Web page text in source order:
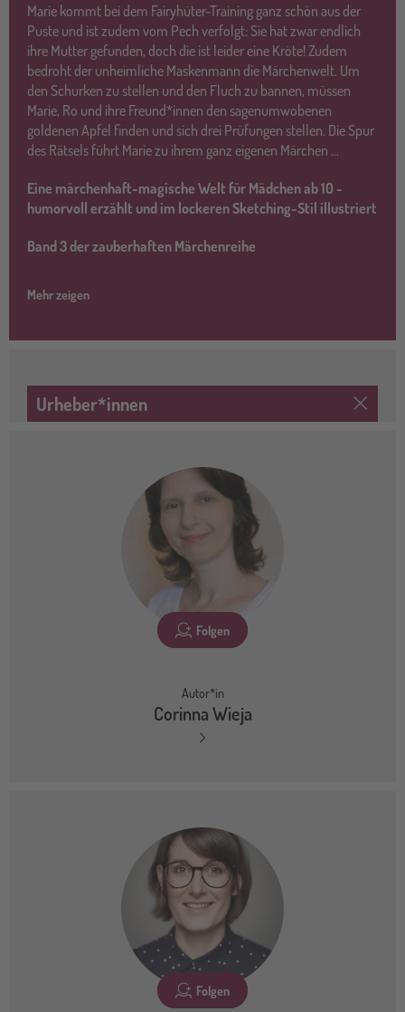
Marie kommt bei dem Fairyhüter-Training ganz schön aus der
Puste und ist zudem vom Pech verfolgt: Sie hat zwar endlich
ihre Mutter gefunden, doch die ist leider eine Kröte! Zudem
bedroht der unheimliche Maskenmann die Märchenwelt. Um
den Schurken zu stellen und den Fluch zu bannen, müssen
Marie, Ro und ihre Freund*innen den sagenumwobenen
goldenen Apfel finden und sich drei Prüfungen stellen. Die Spur
des Rätsels führt Marie zu ihrem ganz eigenen Märchen ...
Eine märchenhaft-magische Welt für Mädchen ab 10 -
humorvoll erzählt und im lockeren Sketching-Stil illustriert
Band 3 der zauberhaften Märchenreihe
Mehr zeigen
Urheber*innen
Folgen
Autor*in
Corinna Wieja
Folgen